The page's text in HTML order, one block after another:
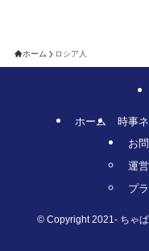
ホーム ロシア人
ホーム 時事
お
運
プ
©Copyright 2021- ちゃ